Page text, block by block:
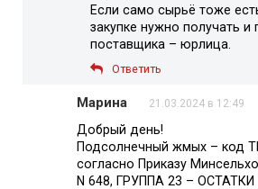
Если само сырьё тоже
закупке нужно получать и
поставщика – юрлица.
Ответить
Марина 21.03.2024 в 12:49
Добрый день!
Подсолнечный жмых – код
согласно Приказу
N 648, ГРУППА 23 –